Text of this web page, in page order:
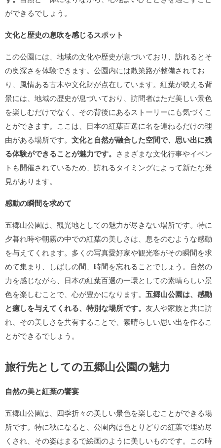
ができるでしょう。
文化と歴史の息吹を感じるスポット
この公園には、地域の文化や歴史が息づいており、訪れるとそ
の奥深さを体験できます。公園内には散策路が整備されてお
り、風情ある古木や文化財が点在しています。紅葉が映える背
景には、地域の歴史が息づいており、訪問者はただ美しい景色
を楽しむだけでなく、その背後にあるストーリーにも気づくこ
とができます。ここは、日本の紅葉百選に名を連ねるだけの理
由がある場所です。 文化と自然が融合した空間で、思い出に残
る体験ができることが魅力です。 さまざまな文化行事やイベン
トも開催されているため、訪れるタイミングによって新たな発
見があります。
感動の瞬間を求めて
五郷山公園は、観光地としての魅力が尽きない場所です。特に
夕暮れ時や朝霧の中での紅葉の美しさは、息をのむような感動
を与えてくれます。多くの写真愛好家や観光客がその瞬間を求
めて集まり、しばしの間、時間を忘れることでしょう。自然の
力を感じながら、日本の紅葉百選の一環としての素晴らしい景
色を楽しむことで、心が豊かになります。 五郷山公園は、感動
と癒しを与えてくれる、特別な場所です。 友人や家族と共に訪
れ、その美しさを共有することで、素晴らしい思い出を作るこ
とができるでしょう。
旅行先としての五郷山公園の魅力
自然の美と紅葉の饗宴
五郷山公園は、四季折々の美しい景色を楽しむことができる場
所です。特に秋になると、公園内は色とりどりの紅葉で埋め尽
くされ、その姿はまるで絵画のように美しいものです。この時